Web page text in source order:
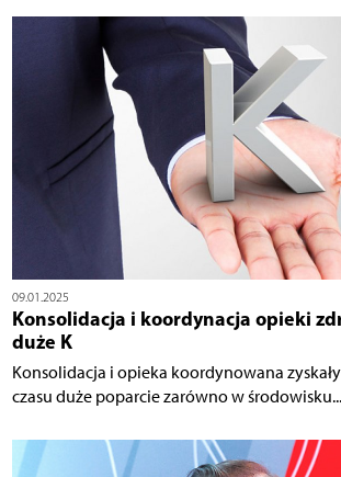
09.01.2025
Konsolidacja i koordynacja opieki
duże K
Konsolidacja i opieka koordynowana
czasu duże poparcie zarówno w środowisku...